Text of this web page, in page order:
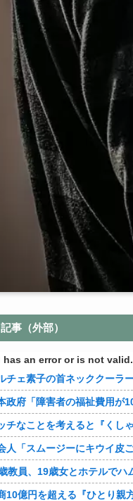
事（外部）
has an error or is not valid.